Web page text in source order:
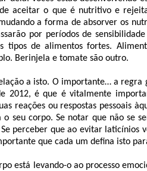
aceitar o que é nutritivo e
a forma de absorver os
por períodos de
tipos de alimentos fortes.
Berinjela e tomate são outro.
a isto. O importante… a regra
2012, é que é vitalmente
reações ou respostas pessoais
seu corpo. Se notar que não se
perceber que ao evitar laticínios
que cada um defina isto
está levando-o ao processo